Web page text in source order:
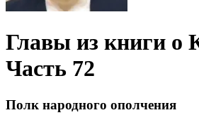
Главы из книги о
Часть 72
Полк народного ополчения